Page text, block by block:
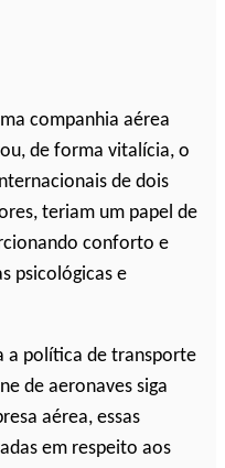
companhia aérea
de forma vitalícia, o
de dois
teriam um papel de
conforto e
psicológicas e
a política de transporte
de aeronaves siga
aérea, essas
em respeito aos